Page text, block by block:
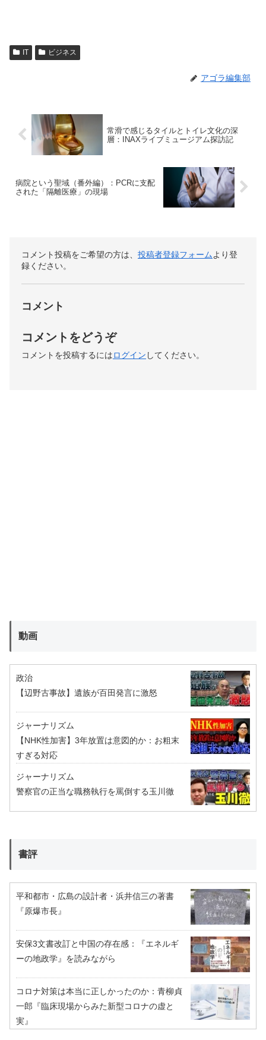
IT ビジネス
アゴラ編集部
常滑で感じるタイルとトイレ文化の深
層：INAXライブミュージアム探訪記
病院という聖域（番外編）：PCRに支配
された「隔離医療」の現場
コメント投稿をご希望の方は、 投稿者登録フォーム より登
録ください。
コメント
コメントをどうぞ
コメントを投稿するにはログイン してください。
動画
政治
【辺野古事故】遺族が百田発言に激怒
ジャーナリズム
【NHK性加害】3年放置は意図的か：お粗末
すぎる対応
ジャーナリズム
警察官の正当な職務執行を罵倒する玉川徹
書評
平和都市・広島の設計者・浜井信三の著書
『原爆市長』
安保3文書改訂と中国の存在感：『エネルギ
ーの地政学』を読みながら
コロナ対策は本当に正しかったのか：青柳貞
一郎『臨床現場からみた新型コロナの虚と
実』